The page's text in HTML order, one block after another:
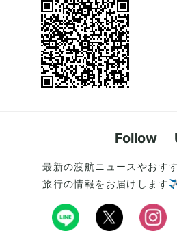
Follow
最新の渡航ニュースやおす
旅行の情報をお届けします